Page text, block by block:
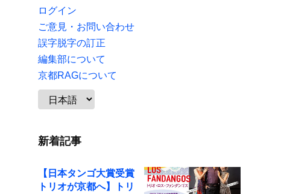
ログイン
ご意見・お問い合わせ
誤字脱字の訂正
編集部について
京都RAGについて
新着記事
【日本タンゴ大賞受賞
トリオが京都へ】トリ